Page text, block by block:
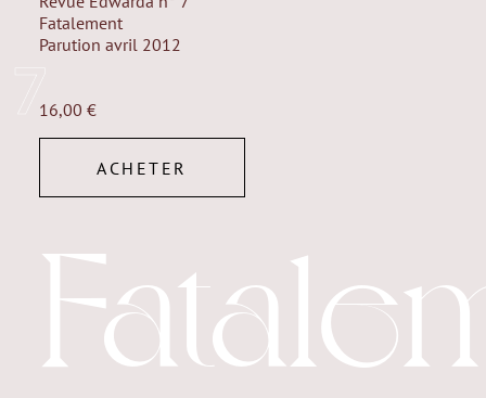
Fatalement
Parution avril 2012
7
16,00 €
ACHETER